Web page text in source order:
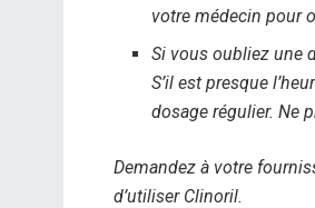
votre médecin pour
Si vous oubliez une
S’il est presque
dosage régulier. Ne
Demandez à votre
d’utiliser Clinoril.